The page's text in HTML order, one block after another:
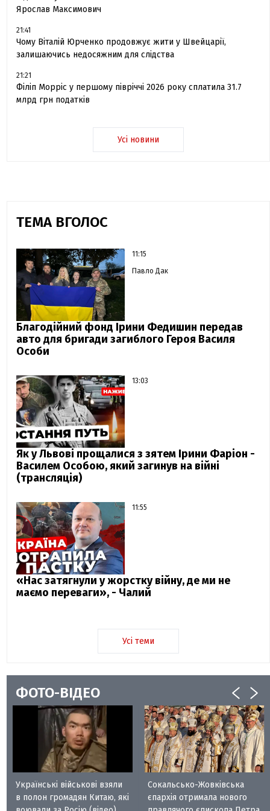
Ярослав Максимович
21:41
Чому Віталій Юрченко продовжує жити у Швейцарії,
залишаючись недосяжним для слідства
21:21
Філіп Морріс у першому півріччі 2026 року сплатила 31.7
млрд грн податків
Усі новини
ТЕМА ВГОЛОС
11:15
Павло Дак
Благодійний фонд Ірини Федишин передав
авто для бригади загиблого Героя Василя
Особи
13:03
Як у Львові прощалися з зятем Ірини Фаріон -
Василем Особою, який загинув на війні
(трансляція)
11:55
«Нас затягнули у жорстку війну, де ми не
маємо переваги», - Чалий
Усі теми
ФОТО-ВІДЕО
Українські військові взяли
в полон громадян Китаю, які
Сокальсько-Жовківська
єпархія отримала нового